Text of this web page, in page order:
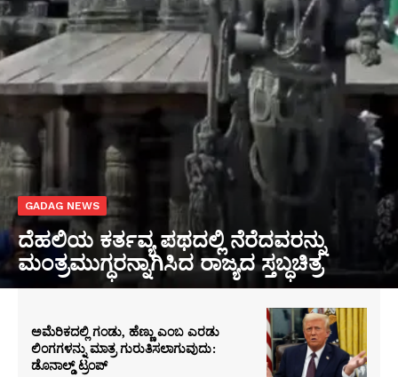
GADAG NEWS
ದೆಹಲಿಯ ಕರ್ತವ್ಯ ಪಥದಲ್ಲಿ ನೆರೆದವರನ್ನು
ಮಂತ್ರಮುಗ್ಧರನ್ನಾಗಿಸಿದ ರಾಜ್ಯದ ಸ್ತಬ್ಧಚಿತ್ರ
ಅಮೆರಿಕದಲ್ಲಿ ಗಂಡು, ಹೆಣ್ಣು ಎಂಬ ಎರಡು
ಲಿಂಗಗಳನ್ನು ಮಾತ್ರ ಗುರುತಿಸಲಾಗುವುದು:
ಡೊನಾಲ್ಡ್ ಟ್ರಂಪ್